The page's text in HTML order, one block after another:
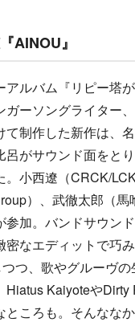
AINOU』
ルバム『リピー塔
ガーソングライター
て制作した新作は、
呂がサウンド面をと
。小西遼（CRCK/
）、武徹太郎（馬
参加。バンドサウン
密なエディットで巧
つ、歌やグルーヴ
Hiatus KaiyoteやDirty
ところも。そんなな